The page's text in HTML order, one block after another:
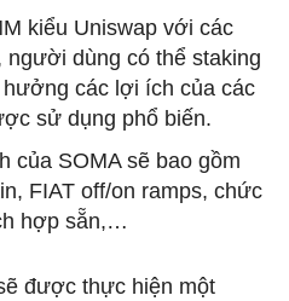
kiểu Uniswap với các
người dùng có thể staking
các lợi ích của các
sử dụng phổ biến.
của SOMA sẽ bao gồm
FIAT off/on ramps, chức
hợp sẵn,…
được thực hiện một